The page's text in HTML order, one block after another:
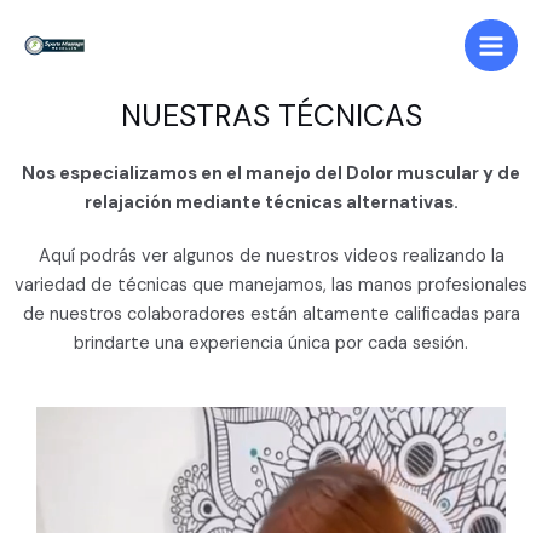
NUESTRAS TÉCNICAS
Nos especializamos en el manejo del Dolor muscular y de
relajación mediante técnicas alternativas.
Aquí podrás ver algunos de nuestros videos realizando la
variedad de técnicas que manejamos, las manos profesionales
de nuestros colaboradores están altamente calificadas para
brindarte una experiencia única por cada sesión.